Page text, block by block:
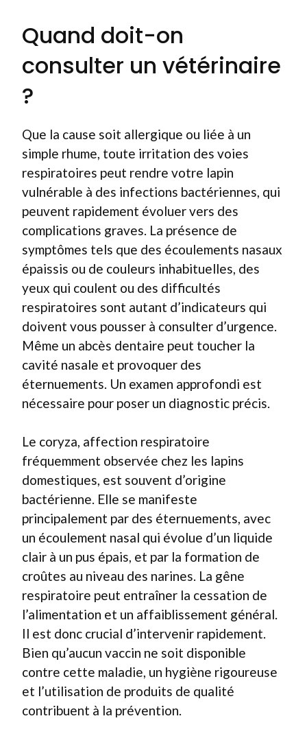
Quand doit-on
consulter un vétérinaire
?
Que la cause soit allergique ou liée à un
simple rhume, toute irritation des voies
respiratoires peut rendre votre lapin
vulnérable à des infections bactériennes, qui
peuvent rapidement évoluer vers des
complications graves. La présence de
symptômes tels que des écoulements nasaux
épaissis ou de couleurs inhabituelles, des
yeux qui coulent ou des difficultés
respiratoires sont autant d’indicateurs qui
doivent vous pousser à consulter d’urgence.
Même un abcès dentaire peut toucher la
cavité nasale et provoquer des
éternuements. Un examen approfondi est
nécessaire pour poser un diagnostic précis.
Le coryza, affection respiratoire
fréquemment observée chez les lapins
domestiques, est souvent d’origine
bactérienne. Elle se manifeste
principalement par des éternuements, avec
un écoulement nasal qui évolue d’un liquide
clair à un pus épais, et par la formation de
croûtes au niveau des narines. La gêne
respiratoire peut entraîner la cessation de
l’alimentation et un affaiblissement général.
Il est donc crucial d’intervenir rapidement.
Bien qu’aucun vaccin ne soit disponible
contre cette maladie, un hygiène rigoureuse
et l’utilisation de produits de qualité
contribuent à la prévention.